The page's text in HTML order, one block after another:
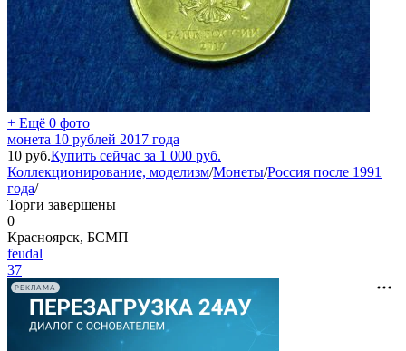
+ Ещё 0 фото
монета 10 рублей 2017 года
10 руб.Купить сейчас за 1 000 руб.
Коллекционирование, моделизм/Монеты/Россия после 1991
года/
Торги завершены
0
Красноярск, БСМП
feudal
37
РЕКЛАМА